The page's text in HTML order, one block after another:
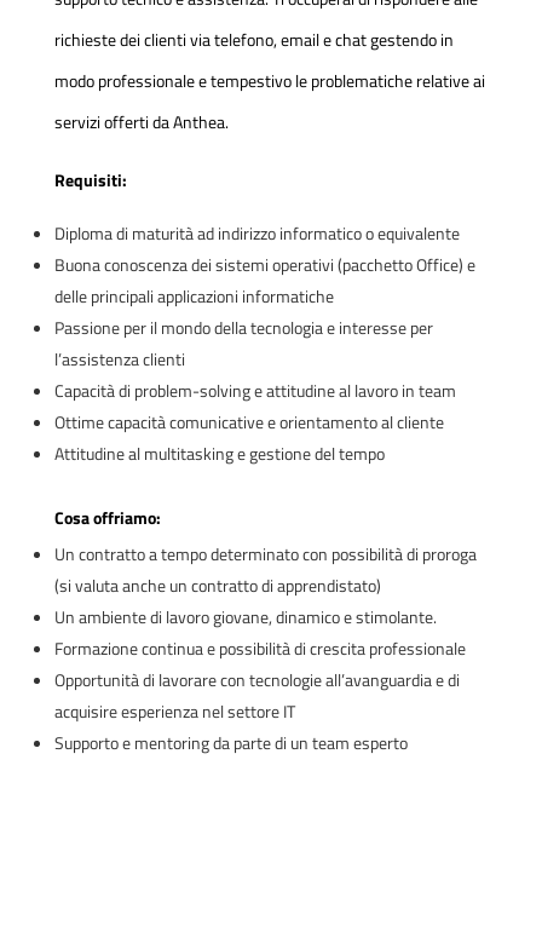
richieste dei clienti via telefono, email e chat gestendo in
modo professionale e tempestivo le problematiche relative ai
servizi offerti da Anthea.
Requisiti:
Diploma di maturità ad indirizzo informatico o equivalente
Buona conoscenza dei sistemi operativi (pacchetto Office) e
delle principali applicazioni informatiche
Passione per il mondo della tecnologia e interesse per
l’assistenza clienti
Capacità di problem-solving e attitudine al lavoro in team
Ottime capacità comunicative e orientamento al cliente
Attitudine al multitasking e gestione del tempo
Cosa offriamo:
Un contratto a tempo determinato con possibilità di proroga
(si valuta anche un contratto di apprendistato)
Un ambiente di lavoro giovane, dinamico e stimolante.
Formazione continua e possibilità di crescita professionale
Opportunità di lavorare con tecnologie all’avanguardia e di
acquisire esperienza nel settore IT
Supporto e mentoring da parte di un team esperto